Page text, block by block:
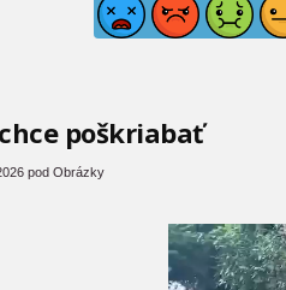
poškriabať
pod Obrázky